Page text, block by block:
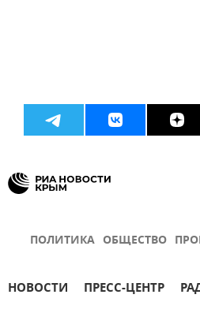
ПОЛИТИКА ОБЩЕСТВО
НОВОСТИ ПРЕСС-ЦЕНТР